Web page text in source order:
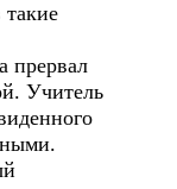
прервал
Учитель